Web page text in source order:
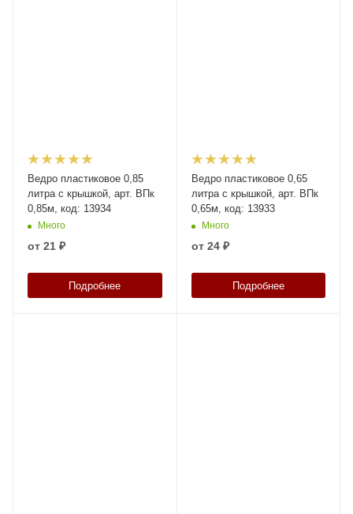
Ведро пластиковое 0,85
литра с крышкой, арт. ВПк
0,85м, код: 13934
Много
от 21 ₽
Подробнее
Ведро пластиковое 0,65
литра с крышкой, арт. ВПк
0,65м, код: 13933
Много
от 24 ₽
Подробнее